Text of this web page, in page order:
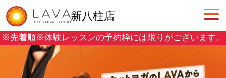
新八柱店
※先着順※体験レッスンの予約枠には限りがございます。